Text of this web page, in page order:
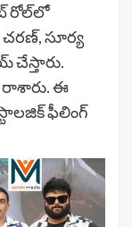
రోల్‌లో
చ‌ర‌ణ్‌, సూర్య
రాశారు. ఈ
ఫీలింగ్